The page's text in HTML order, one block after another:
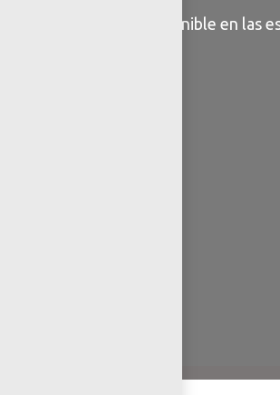
Información general disponible en las